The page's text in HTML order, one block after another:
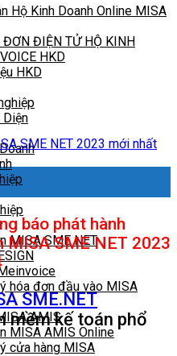
Hộ Kinh Doanh Online MISA
ĐIỆN TỬ HỘ KINH
HKD
HKD
MISA SME NET
hóa đơn đầu vào MISA
AMIS
MISA AMIS Online
cửa hàng MISA
báo phát hành
MISA SME NET 2023
SME.NET
mềm kế toán phổ